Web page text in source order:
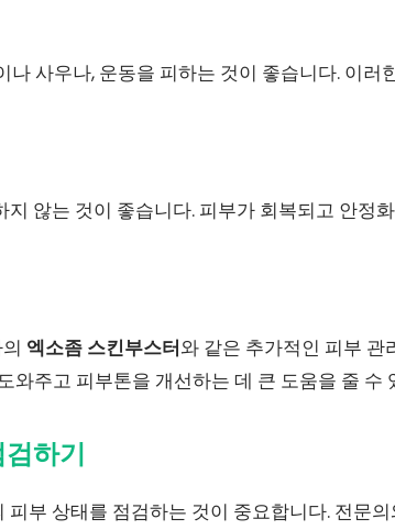
나 사우나, 운동을 피하는 것이 좋습니다. 이러
않는 것이 좋습니다. 피부가 회복되고 안정
엑소좀 스킨부스터와 같은 추가적인 피부 관
와주고 피부톤을 개선하는 데 큰 도움을 줄 수
하기
부 상태를 점검하는 것이 중요합니다. 전문